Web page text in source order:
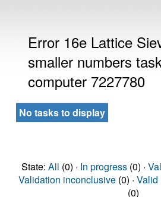
Error 16e Lattice
smaller numbers
computer 7227780
No tasks to display
State: All (0) · In progress(0) ·
Validation inconclusive(0) · Valid
(0)